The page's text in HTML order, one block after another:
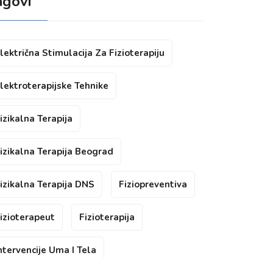
Stimulacija Za Fizioterapiju
Tehnike
Terapija
Terapija Beograd
Terapija DNS Fiziopreventiva
Fizioterapija
Uma I Tela